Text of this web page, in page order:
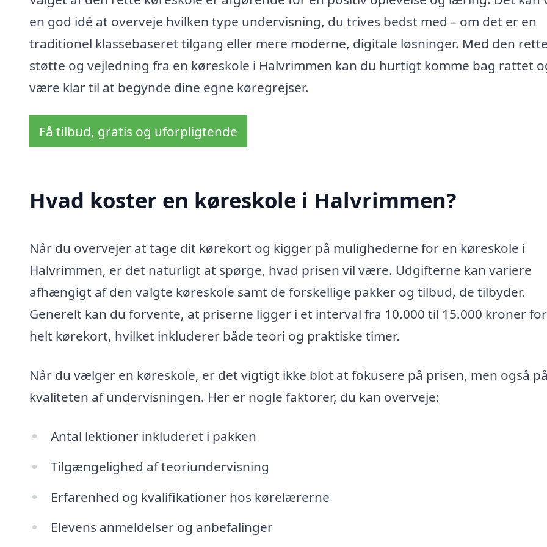
en god idé at overveje hvilken type undervisning, du trives bedst med – om det er en
traditionel klassebaseret tilgang eller mere moderne, digitale løsninger. Med den
støtte og vejledning fra en køreskole i Halvrimmen kan du hurtigt komme bag rattet
være klar til at begynde dine egne køregrejser.
Få tilbud, gratis og uforpligtende
Hvad koster en køreskole i Halvrimmen?
Når du overvejer at tage dit kørekort og kigger på mulighederne for en køreskole i
Halvrimmen, er det naturligt at spørge, hvad prisen vil være. Udgifterne kan variere
afhængigt af den valgte køreskole samt de forskellige pakker og tilbud, de tilbyder.
Generelt kan du forvente, at priserne ligger i et interval fra 10.000 til 15.000 kroner
helt kørekort, hvilket inkluderer både teori og praktiske timer.
Når du vælger en køreskole, er det vigtigt ikke blot at fokusere på prisen, men også
kvaliteten af undervisningen. Her er nogle faktorer, du kan overveje:
Antal lektioner inkluderet i pakken
Tilgængelighed af teoriundervisning
Erfarenhed og kvalifikationer hos kørelærerne
Elevens anmeldelser og anbefalinger